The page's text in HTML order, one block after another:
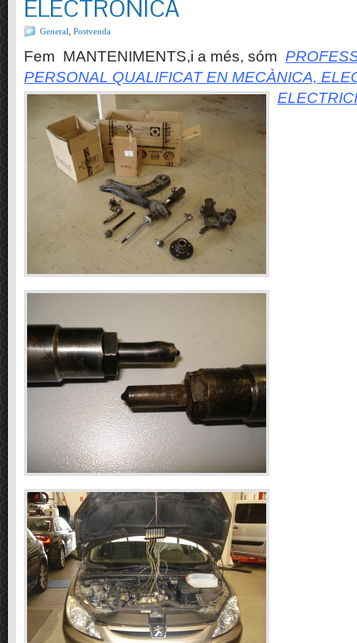
ELECTRÒNICA
General Postvenda
Fem MANTENIMENTS,i a més, sóm
PERSONAL QUALIFICAT EN MECÀNICA,